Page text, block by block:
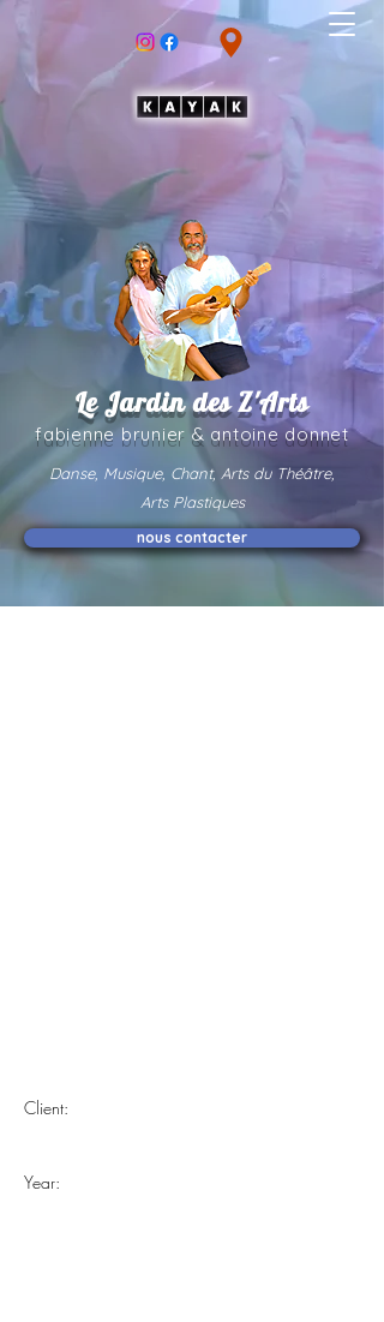
Le Jardin des Z'Arts
fabienne brunier & antoine donnet
Danse, Musique, Chant, Arts du Théâtre,
Arts Plastiques
nous contacter
Client:
Year: